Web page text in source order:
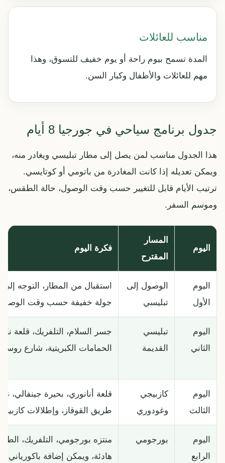
مناسب للعائلات
المدة تسمح بيوم راحة أو يوم خفيف للتسوق، وهذا
مهم للعائلات والأطفال وكبار السن.
جدول برنامج سياحي في جورجيا 8 أيام
هذا الجدول مناسب لمن يصل إلى مطار تبليسي ويغادر منه،
ويمكن تعديله إذا كانت المغادرة من باتومي أو كوتايسي.
ترتيب الأيام قابل للتغيير حسب وقت الوصول، حالة الطقس،
وموسم السفر.
اليوم
المسار
المقترح
فكرة اليوم
اليوم
الأول
الوصول إلى
تبليسي
استقبال من المطار، التوجه إلى
جولة خفيفة حسب وقت
اليوم
الثاني
تبليسي
القديمة
جسر السلام، التلفريك، قلعة
الحمامات الكبريتية، شارع
اليوم
الثالث
كازبيجي
وغودوري
قلعة أنانوري، بحيرة جينفالي،
طريق القوقاز، وإطلالات
اليوم
الرابع
بورجومي
منتزه بورجومي، التلفريك،
هادئة، ويمكن إضافة